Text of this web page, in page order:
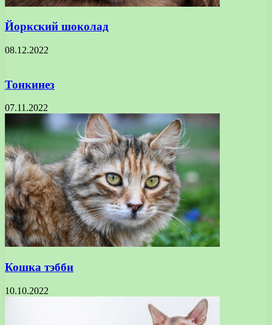
Йоркский шоколад
08.12.2022
Тонкинез
07.11.2022
Кошка тэбби
10.10.2022